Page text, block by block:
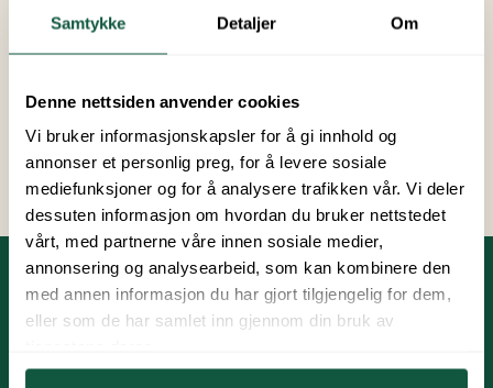
Samtykke Detaljer Om
Denne nettsiden anvender cookies
Vi bruker informasjonskapsler for å gi innhold og
annonser et personlig preg, for å levere sosiale
mediefunksjoner og for å analysere trafikken vår. Vi deler
dessuten informasjon om hvordan du bruker nettstedet
vårt, med partnerne våre innen sosiale medier,
annonsering og analysearbeid, som kan kombinere den
med annen informasjon du har gjort tilgjengelig for dem,
eller som de har samlet inn gjennom din bruk av
Erlebnissen genießen.
Buchen Sie Spätsommer-Stellplatz
Praktische
Informationen